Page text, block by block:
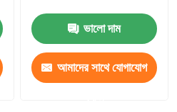
ভালো দাম
আমাদের সাথে যোগাযোগ